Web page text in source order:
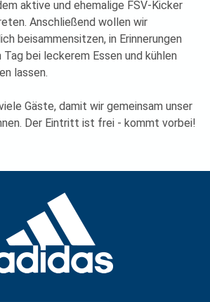
aktive und ehemalige FSV-Kicker
Anschließend wollen wir
beisammensitzen, in Erinnerungen
bei leckerem Essen und kühlen
lassen.
Gäste, damit wir gemeinsam unser
Der Eintritt ist frei - kommt vorbei!